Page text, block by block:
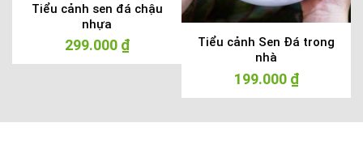
Tiểu cảnh sen đá chậu
nhựa
299.000 ₫
Tiểu cảnh Sen Đá trong
nhà
199.000 ₫
₫.